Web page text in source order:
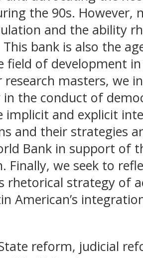
the 90s. However,
and the ability
bank is also the
field of development
masters, we
the conduct of
implicit and explicit
and their strategies
Bank in support of
Finally, we seek to
rhetorical strategy of
American’s
reform, judicial